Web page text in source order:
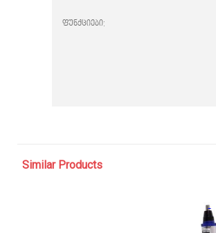
ფუნქციები:
Similar Products